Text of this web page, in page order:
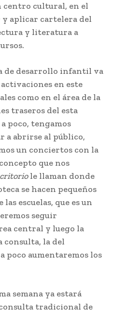
centro cultural, en el
y aplicar cartelera del
y literatura a
de desarrollo infantil va
en este
como en el área de la
traseros del esta
poco, tengamos
a abrirse al público,
un conciertos con la
que nos
le llaman donde
se hacen pequeños
escuelas, que es un
seguir
central y luego la
consulta, la del
poco aumentaremos los
semana ya estará
tradicional de